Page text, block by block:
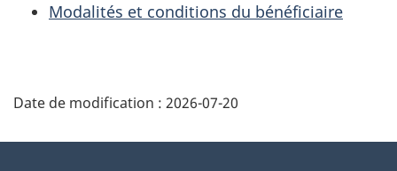
Modalités et conditions du bénéficiaire
é
Date de modification : 2026-07-20